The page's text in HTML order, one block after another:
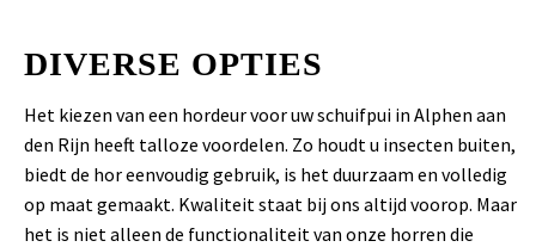
DIVERSE OPTIES
Het kiezen van een hordeur voor uw schuifpui in Alphen aan
den Rijn heeft talloze voordelen. Zo houdt u insecten buiten,
biedt de hor eenvoudig gebruik, is het duurzaam en volledig
op maat gemaakt. Kwaliteit staat bij ons altijd voorop. Maar
het is niet alleen de functionaliteit van onze horren die